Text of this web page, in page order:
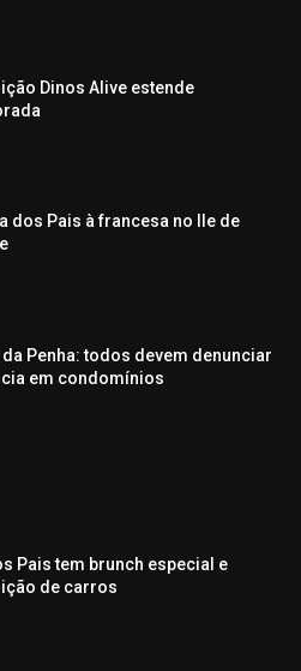
Dinos Alive estende
dos Pais à francesa no Ile de
da Penha: todos devem denunciar
em condomínios
Pais tem brunch especial e
de carros